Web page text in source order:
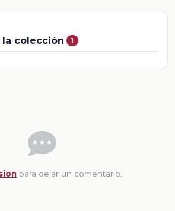
la colección 1
para dejar un comentario.